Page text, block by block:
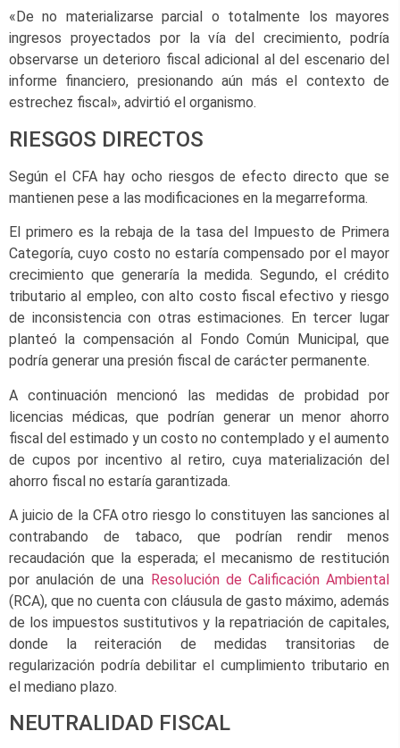
«De no materializarse parcial o totalmente los mayores
ingresos proyectados por la vía del crecimiento, podría
observarse un deterioro fiscal adicional al del escenario del
informe financiero, presionando aún más el contexto de
estrechez fiscal», advirtió el organismo.
RIESGOS DIRECTOS
Según el CFA hay ocho riesgos de efecto directo que se
mantienen pese a las modificaciones en la megarreforma.
El primero es la rebaja de la tasa del Impuesto de Primera
Categoría, cuyo costo no estaría compensado por el mayor
crecimiento que generaría la medida. Segundo, el crédito
tributario al empleo, con alto costo fiscal efectivo y riesgo
de inconsistencia con otras estimaciones. En tercer lugar
planteó la compensación al Fondo Común Municipal, que
podría generar una presión fiscal de carácter permanente.
A continuación mencionó las medidas de probidad por
licencias médicas, que podrían generar un menor ahorro
fiscal del estimado y un costo no contemplado y el aumento
de cupos por incentivo al retiro, cuya materialización del
ahorro fiscal no estaría garantizada.
A juicio de la CFA otro riesgo lo constituyen las sanciones al
contrabando de tabaco, que podrían rendir menos
recaudación que la esperada; el mecanismo de restitución
por anulación de una Resolución de Calificación Ambiental
(RCA), que no cuenta con cláusula de gasto máximo, además
de los impuestos sustitutivos y la repatriación de capitales,
donde la reiteración de medidas transitorias de
regularización podría debilitar el cumplimiento tributario en
el mediano plazo.
NEUTRALIDAD FISCAL